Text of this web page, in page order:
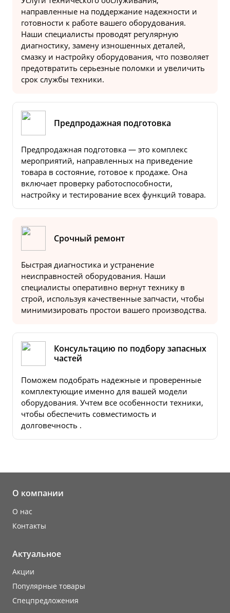
направленные на поддержание надежности и
готовности к работе вашего оборудования.
Наши специалисты проводят регулярную
диагностику, замену изношенных деталей,
смазку и настройку оборудования, что позволяет
предотвратить серьезные поломки и увеличить
срок службы техники.
Предпродажная подготовка
Предпродажная подготовка — это комплекс
мероприятий, направленных на приведение
товара в состояние, готовое к продаже. Она
включает проверку работоспособности,
настройку и тестирование всех функций товара.
Срочный ремонт
Быстрая диагностика и устранение
неисправностей оборудования. Наши
специалисты оперативно вернут технику в
строй, используя качественные запчасти, чтобы
минимизировать простои вашего производства.
Консультацию по подбору запасных
частей
Поможем подобрать надежные и проверенные
комплектующие именно для вашей модели
оборудования. Учтем все особенности техники,
чтобы обеспечить совместимость и
долговечность .
О компании
О нас
Контакты
Актуальное
Акции
Популярные товары
Cпецпредложения